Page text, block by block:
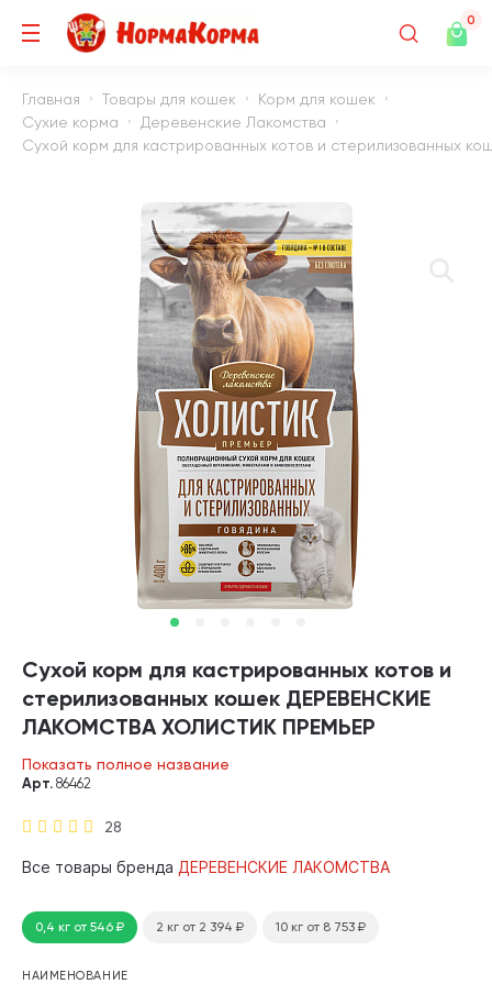
0
Главная Товары для кошек
Корм для кошек
Сухие корма
Деревенские Лакомства
Сухой корм для кастрированных котов и стерилизованных
Сухой корм для кастрированных котов и
стерилизованных кошек ДЕРЕВЕНСКИЕ
ЛАКОМСТВА ХОЛИСТИК ПРЕМЬЕР
говядина (0,4 кг)
Показать полное название
28
Арт. 86462
Все товары бренда ДЕРЕВЕНСКИЕ ЛАКОМСТВА
0,4 кг от 546₽ 2 кг от 2 394 ₽ 10 кг от 8 753 ₽
НАИМЕНОВАНИЕ